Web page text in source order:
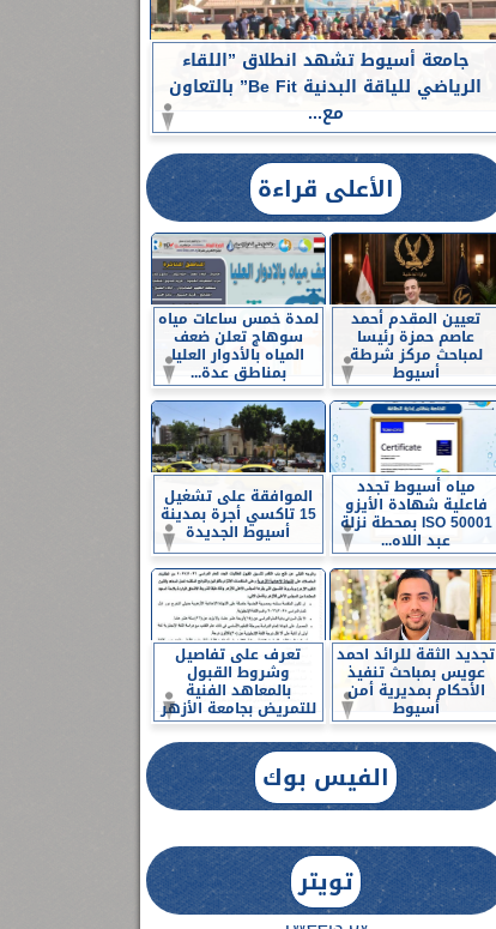
جامعة أسيوط تشهد انطلاق ”اللقاء
الرياضي للياقة البدنية Be Fit” بالتعاون
مع...
الأعلى قراءة
تعيين المقدم أحمد
عاصم حمزة رئيسا
لمباحث مركز شرطة
أسيوط
لمدة خمس ساعات مياه
سوهاج تعلن ضعف
المياه بالأدوار العليا
بمناطق عدة...
مياه أسيوط تجدد
فاعلية شهادة الأيزو
ISO 50001 بمحطة نزلة
عبد اللاه...
الموافقة على تشغيل
15 تاكسي أجرة بمدينة
أسيوط الجديدة
تجديد الثقة للرائد احمد
عويس بمباحث تنفيذ
الأحكام بمديرية أمن
أسيوط
تعرف على تفاصيل
وشروط القبول
بالمعاهد الفنية
للتمريض بجامعة الأزهر
الفيس بوك
تويتر